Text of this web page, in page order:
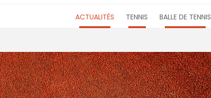
ACTUALITÉS TENNIS BALLE DE TENNIS